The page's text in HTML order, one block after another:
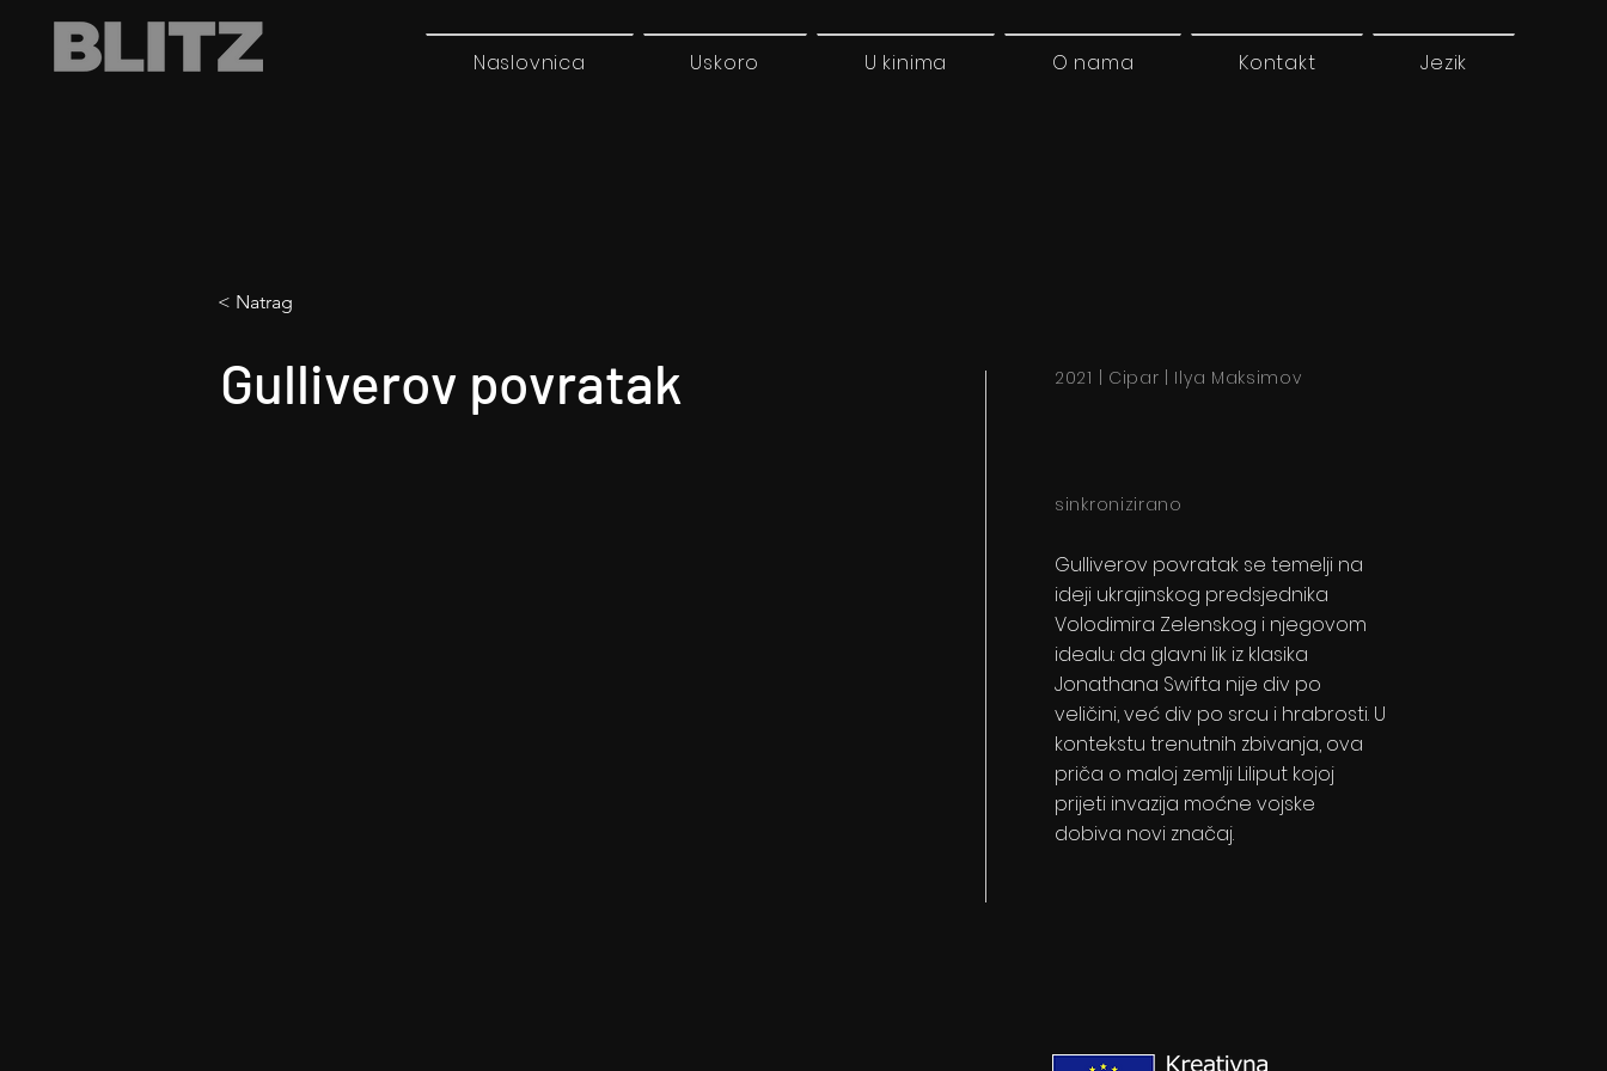
Naslovnica Uskoro U kinima O nama Kontakt Jezik
< Natrag
Gulliverov povratak 2021 | Cipar | Ilya Maksimov
sinkronizirano
Gulliverov povratak se temelji na
ideji ukrajinskog predsjednika
Volodimira Zelenskog i njegovom
idealu: da glavni lik iz klasika
Jonathana Swifta nije div po
veličini, već div po srcu i hrabrosti. U
kontekstu trenutnih zbivanja, ova
priča o maloj zemlji Liliput kojoj
prijeti invazija moćne vojske
dobiva novi značaj.